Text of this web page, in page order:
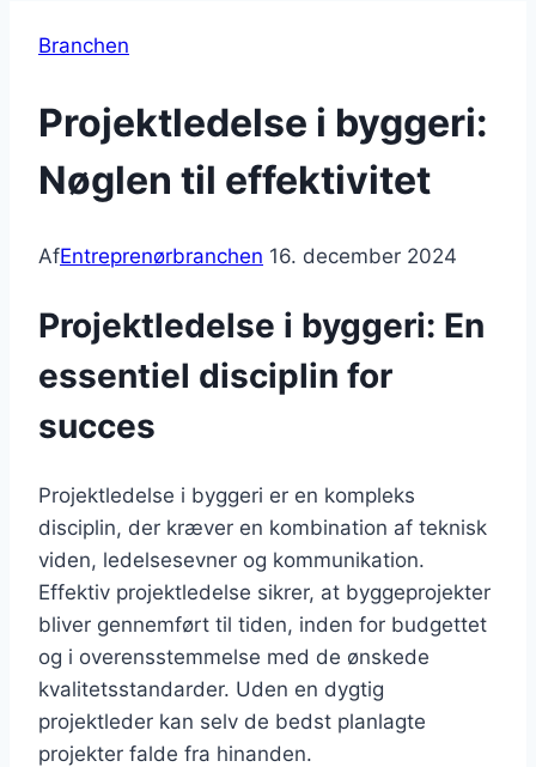
Branchen
Projektledelse i byggeri:
Nøglen til effektivitet
AfEntreprenørbranchen 16. december 2024
Projektledelse i byggeri: En
essentiel disciplin for
succes
Projektledelse i byggeri er en kompleks
disciplin, der kræver en kombination af teknisk
viden, ledelsesevner og kommunikation.
Effektiv projektledelse sikrer, at byggeprojekter
bliver gennemført til tiden, inden for budgettet
og i overensstemmelse med de ønskede
kvalitetsstandarder. Uden en dygtig
projektleder kan selv de bedst planlagte
projekter falde fra hinanden.